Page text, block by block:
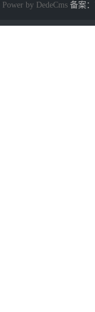
Power by DedeCms 备案